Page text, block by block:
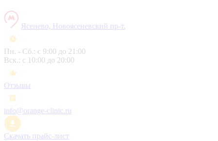
Ясенево, Новоясеневский пр-т.
Пн. - Сб.: с 9:00 до 21:00
Вск.: с 10:00 до 20:00
Отзывы
info@orange-clinic.ru
Скачать прайс-лист